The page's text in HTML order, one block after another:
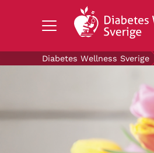
STÖD OSS
Search Diabetes
Diabetes Wellness Sverige